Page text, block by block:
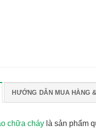
HƯỚNG DẪN MUA HÀNG
chữa cháy là sản phẩm